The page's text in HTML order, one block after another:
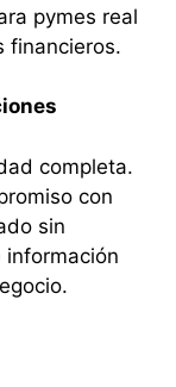
pymes real
financieros.
completa.
con
sin
información